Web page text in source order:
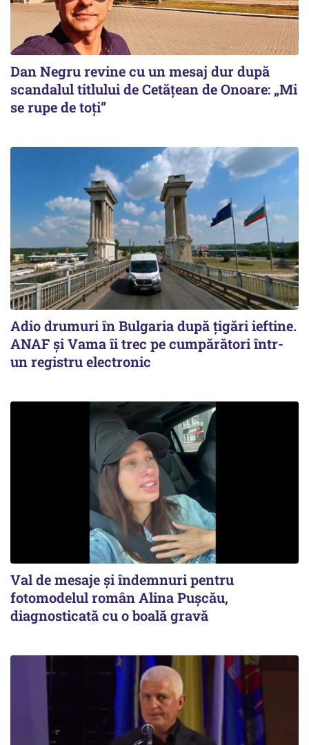
Dan Negru revine cu un mesaj dur după
scandalul titlului de Cetățean de Onoare: „Mi
se rupe de toți”
Adio drumuri în Bulgaria după țigări ieftine.
ANAF și Vama îi trec pe cumpărători într-
un registru electronic
Val de mesaje și îndemnuri pentru
fotomodelul român Alina Pușcău,
diagnosticată cu o boală gravă